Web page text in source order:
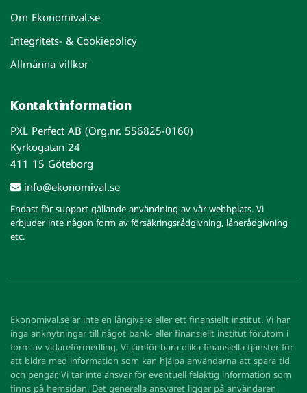
Om Ekonomival.se
Integritets- & Cookiepolicy
Allmänna villkor
Kontaktinformation
PXL Perfect AB (Org.nr. 556825-0160)
Kyrkogatan 24
411 15 Göteborg
info@ekonomival.se
Endast för support gällande användning av vår webbplats. Vi
erbjuder inte någon form av försäkringsrådgivning, lånerådgivning
etc.
Ekonomival.se är inte en långivare eller ett finansiellt institut. Vi har
inga anknytningar till något bank- eller finansiellt institut förutom i
form av vidareförmedling. Vi jämför bara olika finansiella tjänster för
att bidra med information som kan hjälpa användarna att spara tid
och pengar. Vi tar inte ansvar för eventuell felaktig information som
finns på hemsidan. Det generella ansvaret ligger på användaren